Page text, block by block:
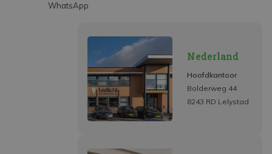
WhatsApp
Nederland
Hoofdkantoor
Bolderweg 44
8243 RD Lelystad